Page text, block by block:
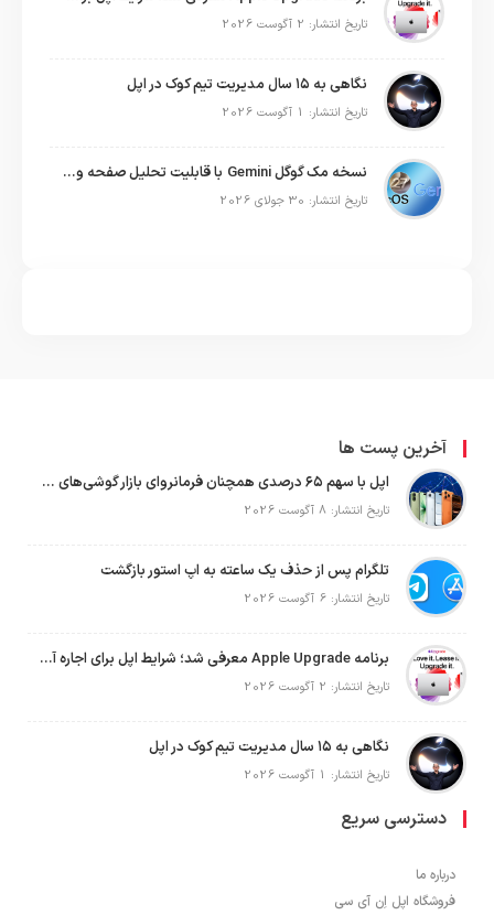
تاریخ انتشار: 2 آگوست 2026
نگاهی به ۱۵ سال مدیریت تیم کوک در اپل
تاریخ انتشار: 1 آگوست 2026
نسخه مک گوگل Gemini با قابلیت تحلیل صفحه و دستورات صوتی در به‌روزرسانی جدید
تاریخ انتشار: 30 جولای 2026
آخرین پست ها
اپل با سهم ۶۵ درصدی همچنان فرمانروای بازار گوشی‌های پریمیوم جهان است
تاریخ انتشار: 8 آگوست 2026
تلگرام پس از حذف یک ساعته به اپ استور بازگشت
تاریخ انتشار: 6 آگوست 2026
برنامه Apple Upgrade معرفی شد؛ شرایط اپل برای اجاره آیفون، آیپد، مک و اپل واچ
تاریخ انتشار: 2 آگوست 2026
نگاهی به ۱۵ سال مدیریت تیم کوک در اپل
تاریخ انتشار: 1 آگوست 2026
دسترسی سریع
درباره ما
فروشگاه اپل اِن آی سی